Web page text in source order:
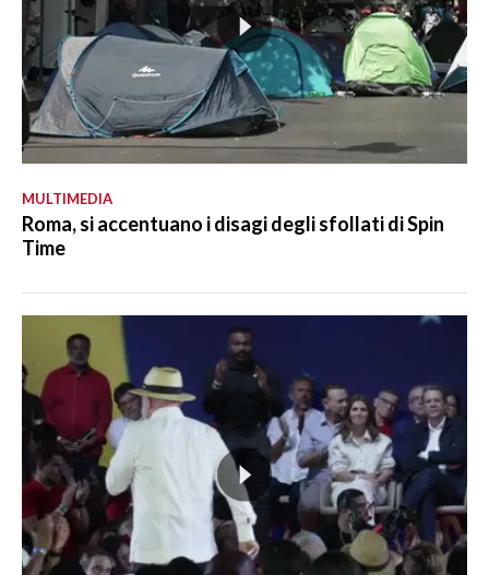
MULTIMEDIA
Roma, si accentuano i disagi degli sfollati di Spin
Time